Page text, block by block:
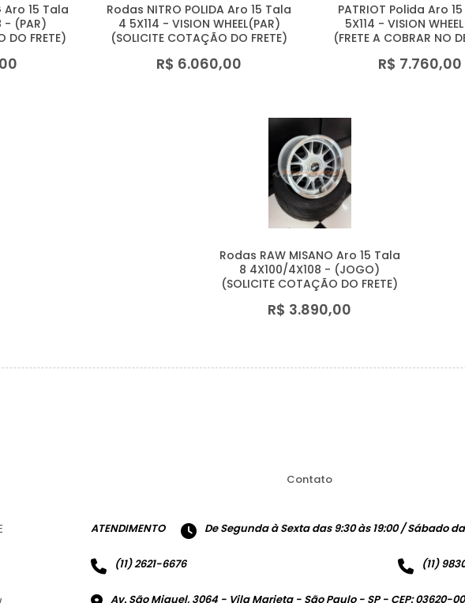
Aro 15 Tala
- (PAR)
DO FRETE)
Rodas NITRO POLIDA Aro 15 Tala
4 5X114 - VISION WHEEL(PAR)
(SOLICITE COTAÇÃO DO FRETE)
R$ 6.060,00
PATRIOT Polida Aro
5X114 - VISION
(FRETE A COBRAR NO
R$ 7.760,00
Rodas RAW MISANO Aro 15 Tala
8 4X100/4X108 - (JOGO)
(SOLICITE COTAÇÃO DO FRETE)
R$ 3.890,00
Contato
ATENDIMENTO De Segunda à Sexta das 9:30 às 19:00 / Sábado
(11) 2621-6676 (11)
Av. São Miguel, 3064 - Vila Marieta - São Paulo - SP - CEP: 03620-